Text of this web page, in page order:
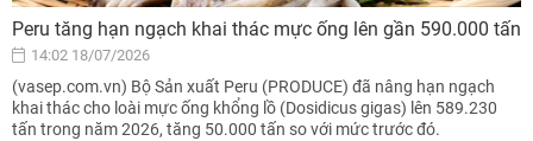
Peru tăng hạn ngạch khai thác mực ống lên gần 590.000 tấn
14:02 18/07/2026
(vasep.com.vn) Bộ Sản xuất Peru (PRODUCE) đã nâng hạn ngạch
khai thác cho loài mực ống khổng lồ (Dosidicus gigas) lên 589.230
tấn trong năm 2026, tăng 50.000 tấn so với mức trước đó.